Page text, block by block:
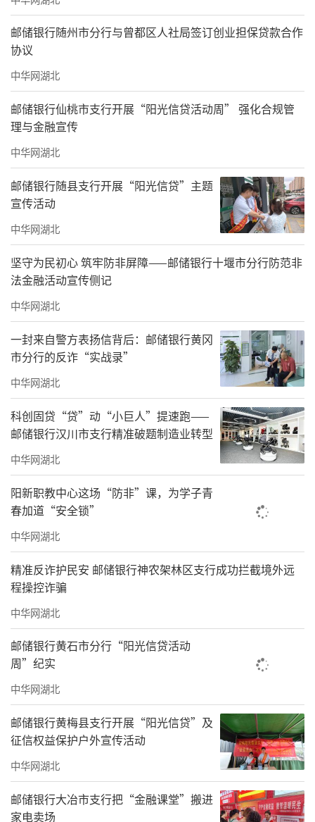
邮储银行随州市分行与曾都区人社局签订创业担保贷款合作
协议
中华网湖北
邮储银行仙桃市支行开展“阳光信贷活动周” 强化合规管
理与金融宣传
中华网湖北
邮储银行随县支行开展“阳光信贷”主题
宣传活动
中华网湖北
坚守为民初心 筑牢防非屏障——邮储银行十堰市分行防范非
法金融活动宣传侧记
中华网湖北
一封来自警方表扬信背后：邮储银行黄冈
市分行的反诈“实战录”
中华网湖北
科创固贷“贷”动“小巨人”提速跑——
邮储银行汉川市支行精准破题制造业转型
中华网湖北
阳新职教中心这场“防非”课，为学子青
春加道“安全锁”
中华网湖北
精准反诈护民安 邮储银行神农架林区支行成功拦截境外远
程操控诈骗
中华网湖北
邮储银行黄石市分行“阳光信贷活动
周”纪实
中华网湖北
邮储银行黄梅县支行开展“阳光信贷”及
征信权益保护户外宣传活动
中华网湖北
邮储银行大冶市支行把“金融课堂”搬进
家电卖场